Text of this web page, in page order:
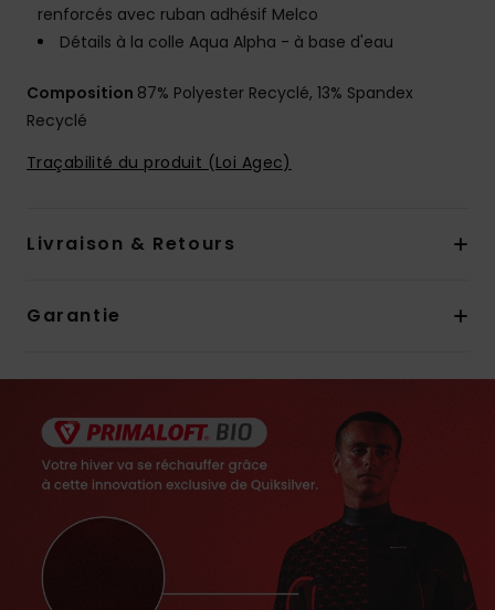
renforcés avec ruban adhésif Melco
Détails à la colle Aqua Alpha - à base d'eau
Composition 87% Polyester Recyclé, 13% Spandex
Recyclé
Traçabilité du produit (Loi Agec)
Livraison & Retours
Garantie